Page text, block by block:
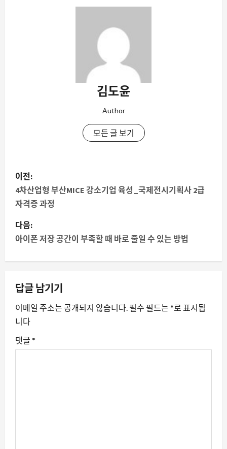
김도윤
Author
모든 글 보기
게
시
내
비
게
이
션
이전:
4차산업형 부산MICE 강소기업 육성_국제전시기획사 2급
자격증 과정
다음:
아이폰 저장 공간이 부족할 때 바로 줄일 수 있는 방법
답글 남기기
이메일 주소는 공개되지 않습니다. 필수 필드는 *로 표시됩
니다
댓글 *